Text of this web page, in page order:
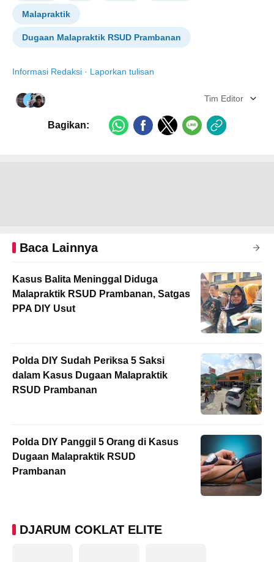
Malapraktik
Dugaan Malapraktik RSUD Prambanan
Informasi Redaksi · Laporkan tulisan
Tim Editor
Bagikan:
Baca Lainnya
Kasus Balita Meninggal Diduga
Malapraktik RSUD Prambanan, Satgas
PPA DIY Usut
Polda DIY Sudah Periksa 5 Saksi
dalam Kasus Dugaan Malapraktik
RSUD Prambanan
Polda DIY Panggil 5 Orang di Kasus
Dugaan Malapraktik RSUD
Prambanan
DJARUM COKLAT ELITE